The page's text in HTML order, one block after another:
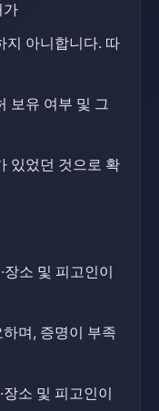
가
지 아니합니다. 따
보유 여부 및 그
있었던 것으로 확
장소 및 피고인이
며, 증명이 부족
소 및 피고인이